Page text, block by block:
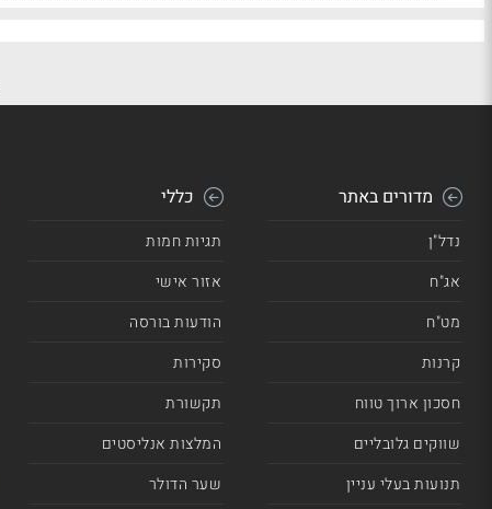
מדורים באתר
נדל"ן
אג"ח
מט"ח
קרנות
חסכון ארוך טווח
שווקים גלובליים
תנועות בעלי עניין
כללי
תגיות חמות
אזור אישי
הודעות בורסה
סקירות
תקשורת
המלצות אנליסטים
שער הדולר